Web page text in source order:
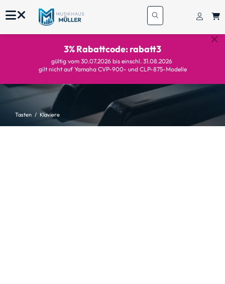
3% Rabattcode: rabatt3
gültig vom 30.07.2026 bis einschl. 31.08.2026
gilt nicht auf Yamaha CVP-900- und CLP-875-Modelle
Tasten Klaviere